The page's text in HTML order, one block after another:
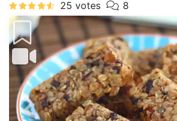
Précédent